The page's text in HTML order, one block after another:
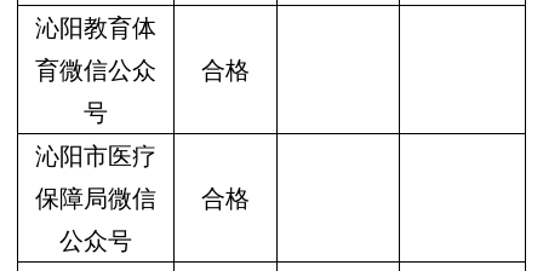
沁阳教育体
育微信公众
号
合格
沁阳市医疗
保障局微信
公众号
合格